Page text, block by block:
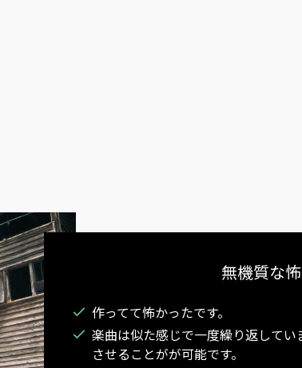
無機質な
作ってて怖かったです。
楽曲は似た感じで一度繰り返して
させることがが可能です。